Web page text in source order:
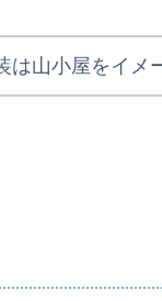
は山小屋をイメ